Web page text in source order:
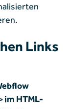
Links
im HTML-